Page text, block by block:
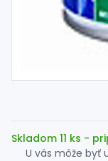
Skladom 11 ks -
U vás môže byť